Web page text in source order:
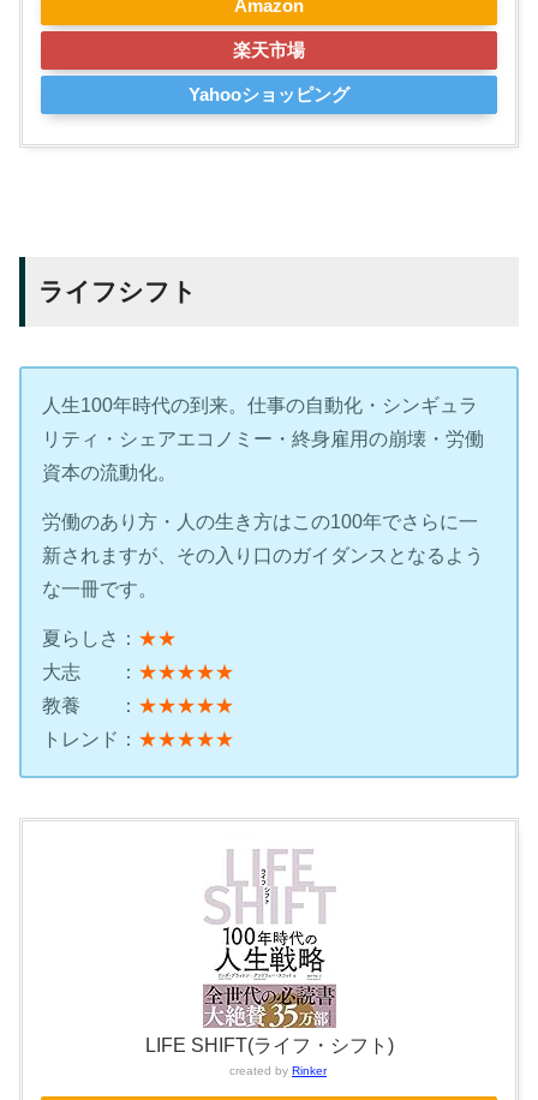
Amazon
楽天市場
Yahooショッピング
ライフシフト
人生100年時代の到来。仕事の自動化・シンギュラ
リティ・シェアエコノミー・終身雇用の崩壊・労働
資本の流動化。
労働のあり方・人の生き方はこの100年でさらに一
新されますが、その入り口のガイダンスとなるよう
な一冊です。
夏らしさ： ★★
大志 ： ★★★★★
教養 ： ★★★★★
トレンド： ★★★★★
LIFE SHIFT(ライフ・シフト)
created by Rinker